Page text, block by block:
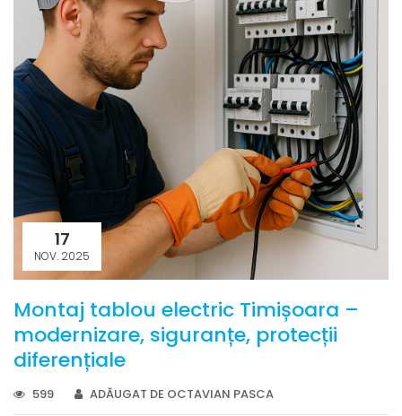
17
NOV. 2025
Montaj tablou electric Timișoara –
modernizare, siguranțe, protecții
diferențiale
599 ADĂUGAT DE OCTAVIAN PASCA